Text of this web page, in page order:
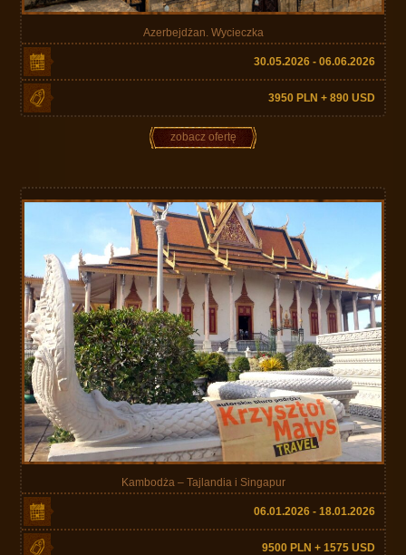
Azerbejdżan. Wycieczka
30.05.2026 - 06.06.2026
3950 PLN + 890 USD
zobacz ofertę
Kambodża – Tajlandia i Singapur
06.01.2026 - 18.01.2026
9500 PLN + 1575 USD